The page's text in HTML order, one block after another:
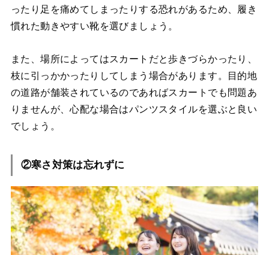
ったり足を痛めてしまったりする恐れがあるため、履き
慣れた動きやすい靴を選びましょう。
また、場所によってはスカートだと歩きづらかったり、
枝に引っかかったりしてしまう場合があります。目的地
の道路が舗装されているのであればスカートでも問題あ
りませんが、心配な場合はパンツスタイルを選ぶと良い
でしょう。
②寒さ対策は忘れずに